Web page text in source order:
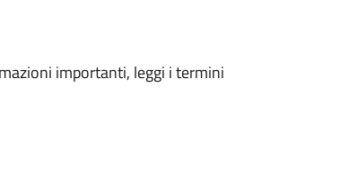
importanti, leggi i termini